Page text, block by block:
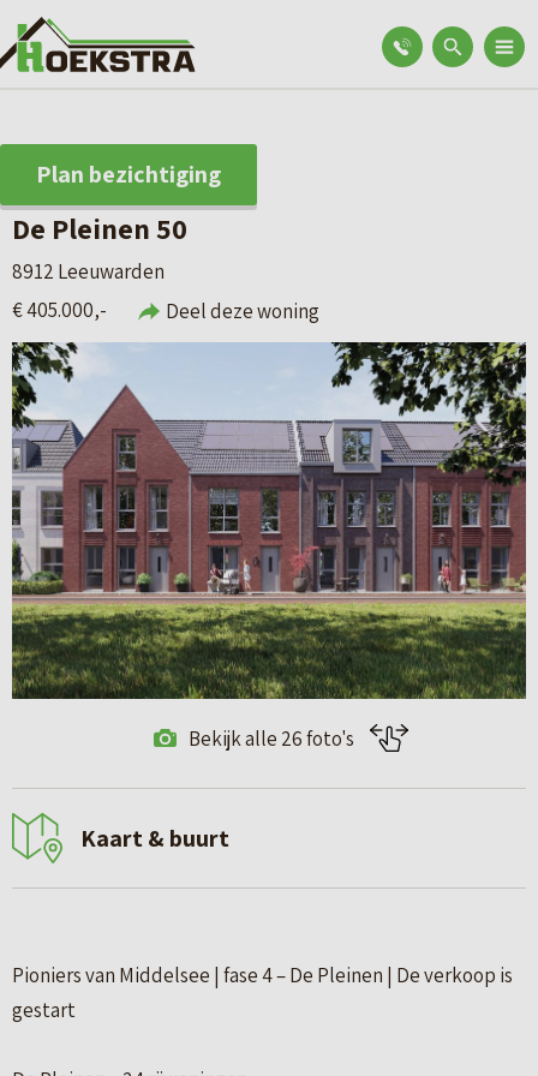
Plan bezichtiging
De Pleinen 50
8912 Leeuwarden
€ 405.000,-
Deel deze woning
Bekijk alle 26 foto's
Kaart & buurt
Pioniers van Middelsee | fase 4 – De Pleinen | De verkoop is
gestart